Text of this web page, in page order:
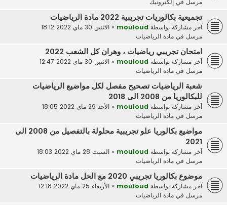
مرسل في إلكترونيك
تجميعية بكالوريات تجريبية 2022 مادة الرياضيات
آخر مشاركة بواسطة mouloud
« الاثنين 30 ماي 2022 18:12
مرسل في مادة الرياضيات
امتحان تجريبي رياضيات ، وهران كل الشعب 2022
آخر مشاركة بواسطة mouloud
« الاثنين 30 ماي 2022 12:47
مرسل في مادة الرياضيات
شعبة الرياضيات تصحيح مفصل لكل مواضيع الرياضيات
للبكالوريا من 2008 الى 2018
آخر مشاركة بواسطة mouloud
« الأحد 29 ماي 2022 18:05
مرسل في مادة الرياضيات
مواضيع بكالوريا علو تجريبية محلولة بالتفصيل من 2008 الى
2021
آخر مشاركة بواسطة mouloud
« السبت 28 ماي 2022 18:03
مرسل في مادة الرياضيات
موضوع بكالوريا تجريبي 2020 مع الحل مادة الرياضيات
آخر مشاركة بواسطة mouloud
« الأربعاء 25 ماي 2022 12:18
مرسل في مادة الرياضيات